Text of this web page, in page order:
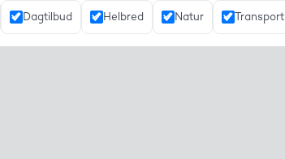
Dagtilbud Helbred Natur Transport